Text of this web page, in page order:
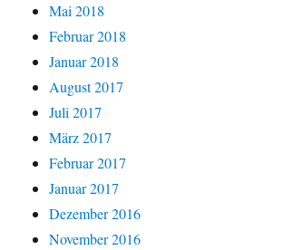
Mai 2018
Februar 2018
Januar 2018
August 2017
Juli 2017
März 2017
Februar 2017
Januar 2017
Dezember 2016
November 2016